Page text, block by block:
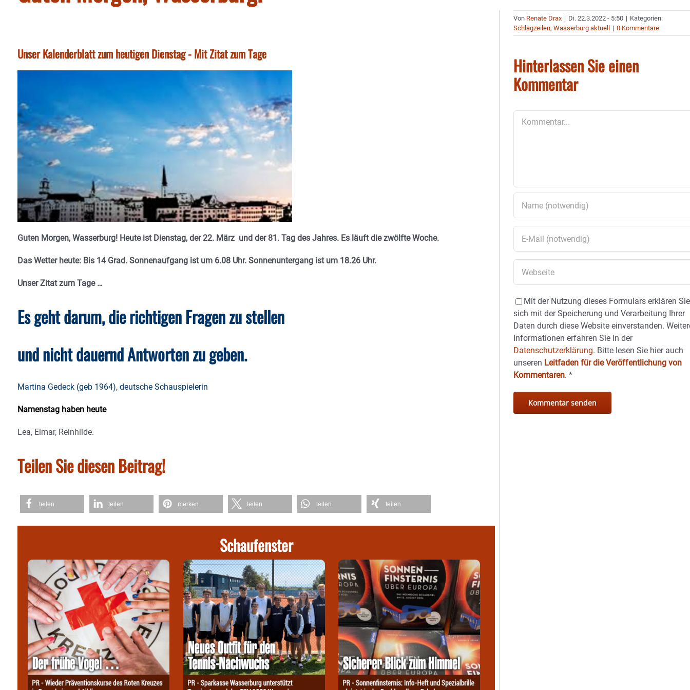
Unser Kalenderblatt zum heutigen Dienstag - Mit Zitat zum Tage
Guten Morgen, Wasserburg! Heute ist Dienstag, der 22. März und der 81. Tag des Jahres. Es läuft die zwölfte Woche.
Das Wetter heute: Bis 14 Grad. Sonnenaufgang ist um 6.08 Uhr. Sonnenuntergang ist um 18.26 Uhr.
Unser Zitat zum Tage …
Es geht darum, die richtigen Fragen zu stellen
und nicht dauernd Antworten zu geben.
Martina Gedeck (geb 1964), deutsche Schauspielerin
Namenstag haben heute
Lea, Elmar, Reinhilde.
Teilen Sie diesen Beitrag!
teilen teilen merken teilen teilen teilen
Schaufenster
Von Renate Drax | Di. 22.3.2022 - 5:50 | Kategorien:
Schlagzeilen,Wasserburg aktuell | 0 Kommentare
Hinterlassen Sie einen
Kommentar
Mit der Nutzung dieses Formulars erklären Sie
sich mit der Speicherung und Verarbeitung Ihrer
Daten durch diese Website einverstanden.
Informationen erfahren Sie in der
Datenschutzerklärung. Bitte lesen Sie hier auch
unseren Leitfaden für die Veröffentlichung von
Kommentaren.*